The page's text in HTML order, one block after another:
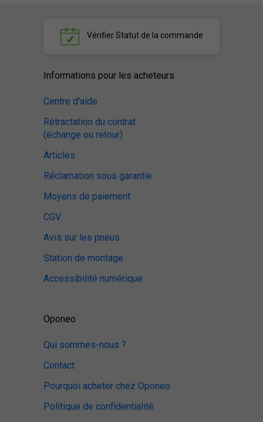
VérifierStatut de la commande
Informations pour les acheteurs
Centre d'aide
Rétractation du contrat
(échange ou retour)
Articles
Réclamation sous garantie
Moyens de paiement
CGV
Avis sur les pneus
Station de montage
Accessibilité numérique
Oponeo
Qui sommes-nous ?
Contact
Pourquoi acheter chez Oponeo
Politique de confidentialité